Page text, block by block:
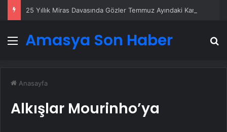
Menü
Amasya Son Haber
Anasayfa
Alkışlar Mourinho’ya